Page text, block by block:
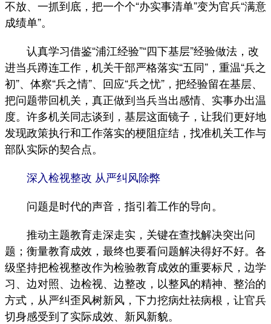
不放、一抓到底，把一个个“办实事清单”变为官兵“满意
成绩单”。
认真学习借鉴“浦江经验”“四下基层”经验做法，改
进当兵蹲连工作，机关干部严格落实“五同”，重温“兵之
初”、体察“兵之情”、回应“兵之忧”，把经验留在基层、
把问题带回机关，真正做到当兵当出感情、实事办出温
度。许多机关同志谈到，基层这面镜子，让我们更好地
发现政策执行和工作落实的梗阻症结，找准机关工作与
部队实际的契合点。
深入检视整改 从严纠风除弊
问题是时代的声音，指引着工作的导向。
推动主题教育走深走实，关键在查找解决突出问
题；衡量教育成效，最终也要看问题解决得好不好。各
级坚持把检视整改作为检验教育成效的重要标尺，边学
习、边对照、边检视、边整改，以整风的精神、整治的
方式，从严纠歪风树新风，下力挖病灶祛病根，让官兵
切身感受到了实际成效、新风新貌。